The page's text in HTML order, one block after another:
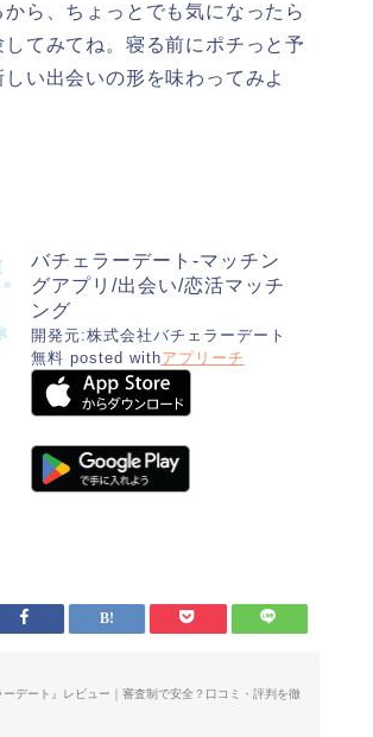
ら、ちょっとでも気になったら
してみてね。寝る前にポチっと予
い出会いの形を味わってみよ
バチェラーデート-マッチン
グアプリ/出会い/恋活マッチ
ング
開発元:株式会社バチェラーデート
無料 posted withアプリーチ
ーデート』レビュー｜審査制で安全？口コミ・評判を徹